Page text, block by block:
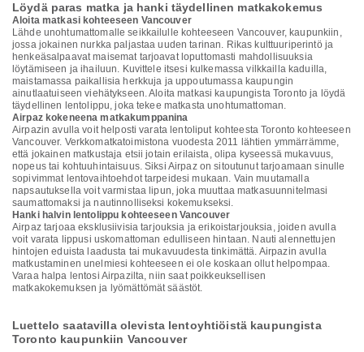
Löydä paras matka ja hanki täydellinen matkakokemus
Aloita matkasi kohteeseen Vancouver
Lähde unohtumattomalle seikkailulle kohteeseen Vancouver, kaupunkiin,
jossa jokainen nurkka paljastaa uuden tarinan. Rikas kulttuuriperintö ja
henkeäsalpaavat maisemat tarjoavat loputtomasti mahdollisuuksia
löytämiseen ja ihailuun. Kuvittele itsesi kulkemassa vilkkailla kaduilla,
maistamassa paikallisia herkkuja ja uppoutumassa kaupungin
ainutlaatuiseen viehätykseen. Aloita matkasi kaupungista Toronto ja löydä
täydellinen lentolippu, joka tekee matkasta unohtumattoman.
Airpaz kokeneena matkakumppanina
Airpazin avulla voit helposti varata lentoliput kohteesta Toronto kohteeseen
Vancouver. Verkkomatkatoimistona vuodesta 2011 lähtien ymmärrämme,
että jokainen matkustaja etsii jotain erilaista, olipa kyseessä mukavuus,
nopeus tai kohtuuhintaisuus. Siksi Airpaz on sitoutunut tarjoamaan sinulle
sopivimmat lentovaihtoehdot tarpeidesi mukaan. Vain muutamalla
napsautuksella voit varmistaa lipun, joka muuttaa matkasuunnitelmasi
saumattomaksi ja nautinnolliseksi kokemukseksi.
Hanki halvin lentolippu kohteeseen Vancouver
Airpaz tarjoaa eksklusiivisia tarjouksia ja erikoistarjouksia, joiden avulla
voit varata lippusi uskomattoman edulliseen hintaan. Nauti alennettujen
hintojen eduista laadusta tai mukavuudesta tinkimättä. Airpazin avulla
matkustaminen unelmiesi kohteeseen ei ole koskaan ollut helpompaa.
Varaa halpa lentosi Airpazilta, niin saat poikkeuksellisen
matkakokemuksen ja lyömättömät säästöt.
Luettelo saatavilla olevista lentoyhtiöistä kaupungista
Toronto kaupunkiin Vancouver